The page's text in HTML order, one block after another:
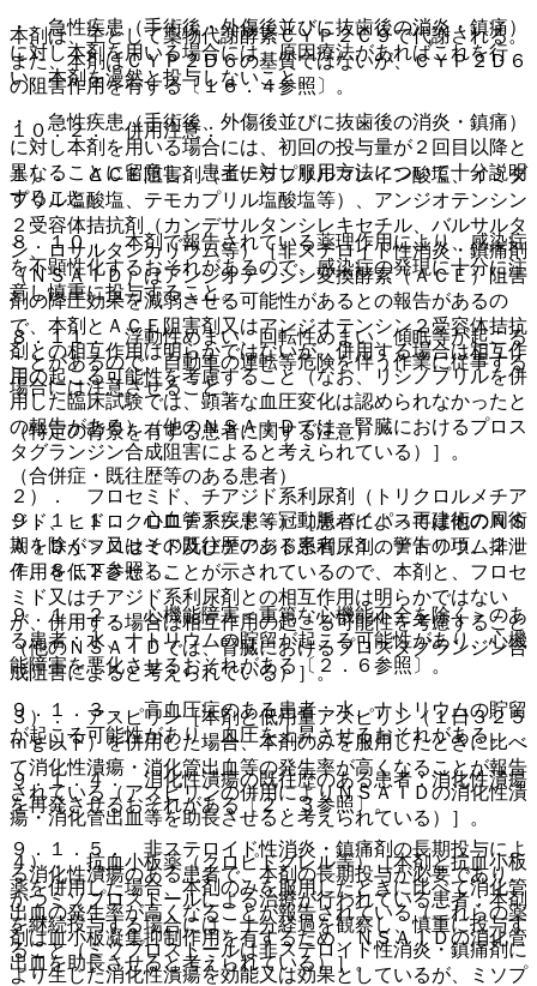
本剤は、主として薬物代謝酵素ＣＹＰ２Ｃ９で代謝される。
また、本剤はＣＹＰ２Ｄ６の基質ではないが、ＣＹＰ２Ｄ６
の阻害作用を有する〔１６．４参照〕。
１０．２． 併用注意：
１）． ＡＣＥ阻害剤（エナラプリルマレイン酸塩、イミダ
プリル塩酸塩、テモカプリル塩酸塩等）、アンジオテンシン
２受容体拮抗剤（カンデサルタンシレキセチル、バルサルタ
ン、ロサルタンカリウム等）［非ステロイド性消炎・鎮痛剤
（ＮＳＡＩＤ）はアンジオテンシン変換酵素（ＡＣＥ）阻害
剤の降圧効果を減弱させる可能性があるとの報告があるの
で、本剤とＡＣＥ阻害剤又はアンジオテンシン２受容体拮抗
剤との相互作用は明らかではないが、併用する場合は相互作
用の起こる可能性を考慮すること（なお、リシノプリルを併
用した臨床試験では、顕著な血圧変化は認められなかったと
の報告がある）（他のＮＳＡＩＤでは、腎臓におけるプロス
タグランジン合成阻害によると考えられている）］。
２）． フロセミド、チアジド系利尿剤（トリクロルメチア
ジド、ヒドロクロロチアジド等）［患者によっては他のＮＳ
ＡＩＤがフロセミド及びチアジド系利尿剤のナトリウム排泄
作用を低下させることが示されているので、本剤と、フロセ
ミド又はチアジド系利尿剤との相互作用は明らかではない
が、併用する場合は相互作用の起こる可能性を考慮すること
（他のＮＳＡＩＤでは、腎臓におけるプロスタグランジン合
成阻害によると考えられている）］。
３）． アスピリン［本剤と低用量アスピリン（１日３２５
ｍｇ以下）を併用した場合、本剤のみを服用したときに比べ
て消化性潰瘍・消化管出血等の発生率が高くなることが報告
されている（アスピリンの併用によりＮＳＡＩＤの消化性潰
瘍・消化管出血等を助長させると考えられている）］。
４）． 抗血小板薬（クロピドグレル等）［本剤と抗血小板
薬を併用した場合、本剤のみを服用したときに比べて消化管
出血の発生率が高くなることが報告されている（これらの薬
剤は血小板凝集抑制作用を有するため、ＮＳＡＩＤの消化管
出血を助長させると考えられている）］。
・ 急性疾患（手術後・外傷後並びに抜歯後の消炎・鎮痛）
に対し本剤を用いる場合には、原因療法があればこれを行
い、本剤を漫然と投与しないこと。
・ 急性疾患（手術後、外傷後並びに抜歯後の消炎・鎮痛）
に対し本剤を用いる場合には、初回の投与量が２回目以降と
異なることに留意し、患者に対し服用方法について十分説明
すること。
８．１０． 本剤で報告されている薬理作用により、感染症
を不顕性化するおそれがあるので、感染症の発現に十分に注
意し慎重に投与すること。
８．１１． 浮動性めまい、回転性めまい、傾眠等が起こる
ことがあるので、自動車の運転等危険を伴う作業に従事する
場合には注意させること。
（特定の背景を有する患者に関する注意）
（合併症・既往歴等のある患者）
９．１．１． 心血管系疾患＜冠動脈バイパス再建術の周術
期を除く＞又はその既往歴のある患者〔１．警告の項、２．
７、８．２参照〕。
９．１．２． 心機能障害＜重篤な心機能不全を除く＞のあ
る患者：水、ナトリウムの貯留が起こる可能性があり、心機
能障害を悪化させるおそれがある〔２．６参照〕。
９．１．３． 高血圧症のある患者：水、ナトリウムの貯留
が起こる可能性があり、血圧を上昇させるおそれがある。
９．１．４． 消化性潰瘍の既往歴のある患者：消化性潰瘍
を再発させるおそれがある〔２．３参照〕。
９．１．５． 非ステロイド性消炎・鎮痛剤の長期投与によ
る消化性潰瘍のある患者で、本剤の長期投与が必要であり、
かつミソプロストールによる治療が行われている患者：本剤
を継続投与する場合には、十分経過を観察し、慎重に投与す
ること（ミソプロストールは非ステロイド性消炎・鎮痛剤に
より生じた消化性潰瘍を効能又は効果としているが、ミソプ